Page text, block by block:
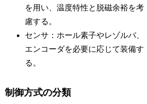
を用い、温度特性と脱磁余裕を考
慮する。
センサ：ホール素子やレゾルバ、
エンコーダを必要に応じて装備す
る。
制御方式の分類